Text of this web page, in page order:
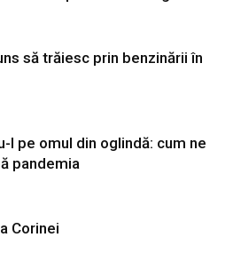
să trăiesc prin benzinării în
l pe omul din oglindă: cum ne
pandemia
Corinei